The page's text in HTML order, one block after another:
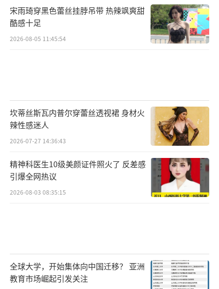
宋雨琦穿黑色蕾丝挂脖吊带 热辣飒爽甜
酷感十足
2026-08-05 11:45:54
坎蒂丝斯瓦内普尔穿蕾丝透视裙 身材火
辣性感迷人
2026-07-27 14:36:43
精神科医生10级美颜证件照火了 反差感
引爆全网热议
2026-08-03 08:35:15
全球大学，开始集体向中国迁移？ 亚洲
教育市场崛起引发关注